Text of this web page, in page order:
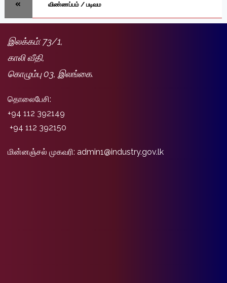
விண்ணப்பம் / படிவம
இலக்கம்: 73/1,
காலி வீதி,
கொழும்பு 03, இலங்கை.
தொலைபேசி:
+94 112 392149
+94 112 392150
மின்னஞ்சல் முகவரி: admin1@industry.gov.lk